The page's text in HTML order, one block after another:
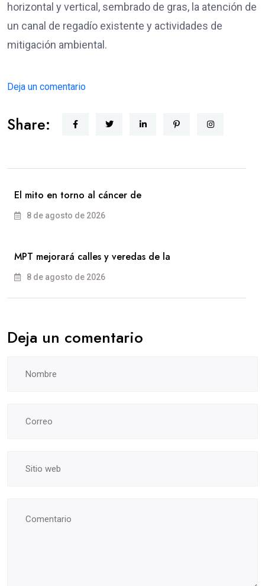
horizontal y vertical, sembrado de gras, la atención de
un canal de regadío existente y actividades de
mitigación ambiental.
Deja un comentario
Share:
El mito en torno al cáncer de
8 de agosto de 2026
MPT mejorará calles y veredas de la
8 de agosto de 2026
Deja un comentario